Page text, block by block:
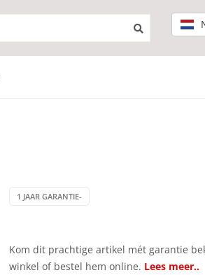
1 JAAR GARANTIE-
Kom dit prachtige artikel mét garantie
winkel of bestel hem online. Lees meer..